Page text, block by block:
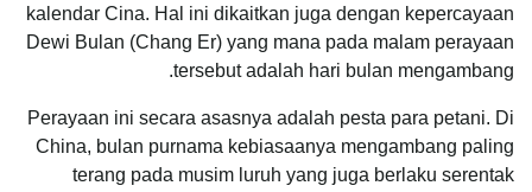
kalendar Cina. Hal ini dikaitkan juga dengan kepercayaan
Dewi Bulan (Chang Er) yang mana pada malam perayaan
tersebut adalah hari bulan mengambang.
Perayaan ini secara asasnya adalah pesta para petani. Di
China, bulan purnama kebiasaanya mengambang paling
terang pada musim luruh yang juga berlaku serentak